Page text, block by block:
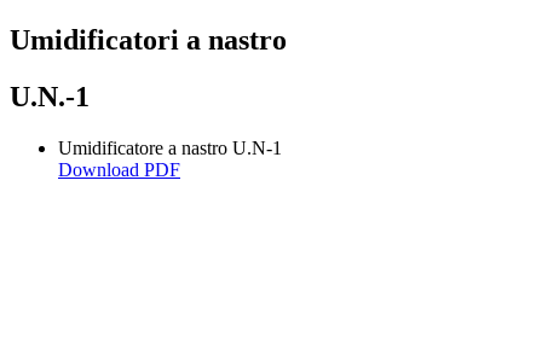
Umidificatori a nastro
U.N.-1
Umidificatore a nastro U.N-1
Download PDF